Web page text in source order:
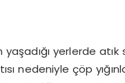
yerlerde atık
nedeniyle çöp